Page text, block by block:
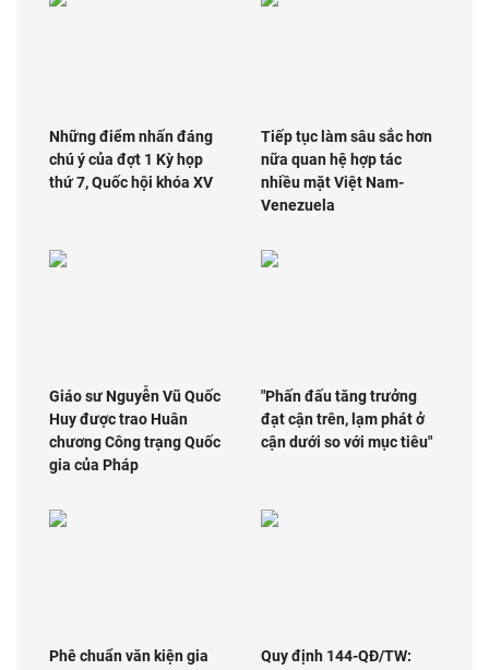
Những điểm nhấn đáng
chú ý của đợt 1 Kỳ họp
thứ 7, Quốc hội khóa XV
Tiếp tục làm sâu sắc hơn
nữa quan hệ hợp tác
nhiều mặt Việt Nam-
Venezuela
Giáo sư Nguyễn Vũ Quốc
Huy được trao Huân
chương Công trạng Quốc
gia của Pháp
"Phấn đấu tăng trưởng
đạt cận trên, lạm phát ở
cận dưới so với mục tiêu"
Phê chuẩn văn kiện gia
Quy định 144-QĐ/TW: